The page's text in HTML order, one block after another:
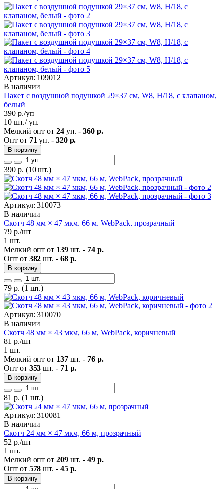
Артикул: 109012
В наличии
Пакет с воздушной подушкой 29×37 см, W8, H/18, с клапаном,
белый
390 р./уп
10 шт./ уп.
Мелкий опт от 24 уп. - 360 р.
Опт от 71 уп. - 320 р.
В корзину
390 р. (10 шт.)
Артикул: 310073
В наличии
Скотч 48 мм × 47 мкм, 66 м, WebPack, прозрачный
79 р./шт
1 шт.
Мелкий опт от 139 шт. - 74 р.
Опт от 382 шт. - 68 р.
В корзину
79 р. (1 шт.)
Артикул: 310070
В наличии
Скотч 48 мм × 43 мкм, 66 м, WebPack, коричневый
81 р./шт
1 шт.
Мелкий опт от 137 шт. - 76 р.
Опт от 353 шт. - 71 р.
В корзину
81 р. (1 шт.)
Артикул: 310081
В наличии
Скотч 24 мм × 47 мкм, 66 м, прозрачный
52 р./шт
1 шт.
Мелкий опт от 209 шт. - 49 р.
Опт от 578 шт. - 45 р.
В корзину